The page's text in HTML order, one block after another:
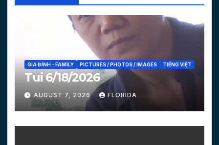
GIA ĐÌNH - FAMILY PICTURES / PHOTOS / IMAGES TIẾNG VIỆT
Tui 6/18/2026
AUGUST 7, 2026 FLORIDA